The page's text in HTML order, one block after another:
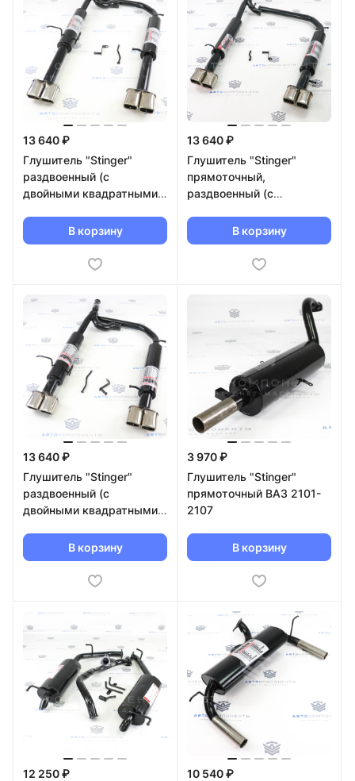
13 640 ₽
Глушитель "Stinger"
раздвоенный (с
двойными квадратными
В корзину
13 640 ₽
Глушитель "Stinger"
прямоточный,
раздвоенный (с
насадками) ВАЗ 2112
В корзину
13 640 ₽
Глушитель "Stinger"
раздвоенный (с
двойными квадратными
2114
В корзину
3 970 ₽
Глушитель "Stinger"
прямоточный ВАЗ 2101-
2107
В корзину
12 250 ₽
10 540 ₽